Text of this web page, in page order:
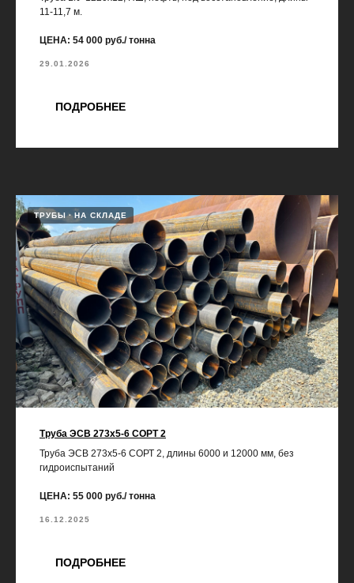
11-11,7 м.
ЦЕНА: 54 000 руб./ тонна
29.01.2026
ПОДРОБНЕЕ
ТРУБЫ НА СКЛАДЕ
Труба ЭСВ 273х5-6 СОРТ 2
Труба ЭСВ 273х5-6 СОРТ 2, длины 6000 и 12000 мм, без
гидроиспытаний
ЦЕНА: 55 000 руб./ тонна
16.12.2025
ПОДРОБНЕЕ